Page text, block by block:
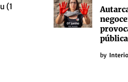
(1
pública
by